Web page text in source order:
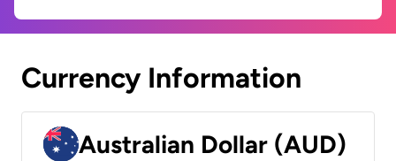
Currency Information
Australian Dollar (AUD)